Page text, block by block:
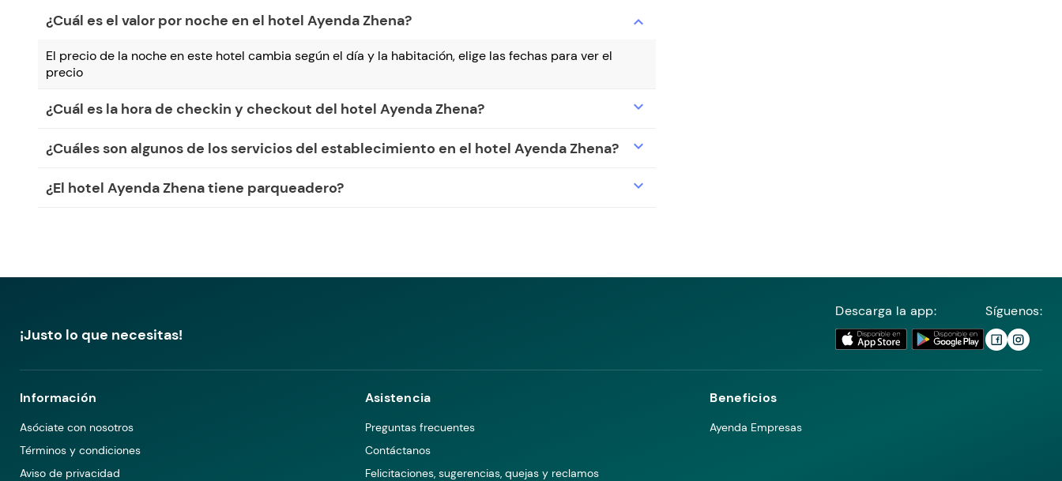
¿Cuál es el valor por noche en el hotel Ayenda Zhena? expand_more
El precio de la noche en este hotel cambia según el día y la habitación, elige las fechas para ver el
precio
¿Cuál es la hora de checkin y checkout del hotel Ayenda Zhena? expand_more
¿Cuáles son algunos de los servicios del establecimiento en el hotel Ayenda Zhena? expand_more
¿El hotel Ayenda Zhena tiene parqueadero? expand_more
¡Justo lo que necesitas!
Descarga la app: Síguenos:
Información
Asóciate con nosotros
Términos y condiciones
Aviso de privacidad
Asistencia
Preguntas frecuentes
Contáctanos
Felicitaciones, sugerencias, quejas y reclamos
Beneficios
Ayenda Empresas